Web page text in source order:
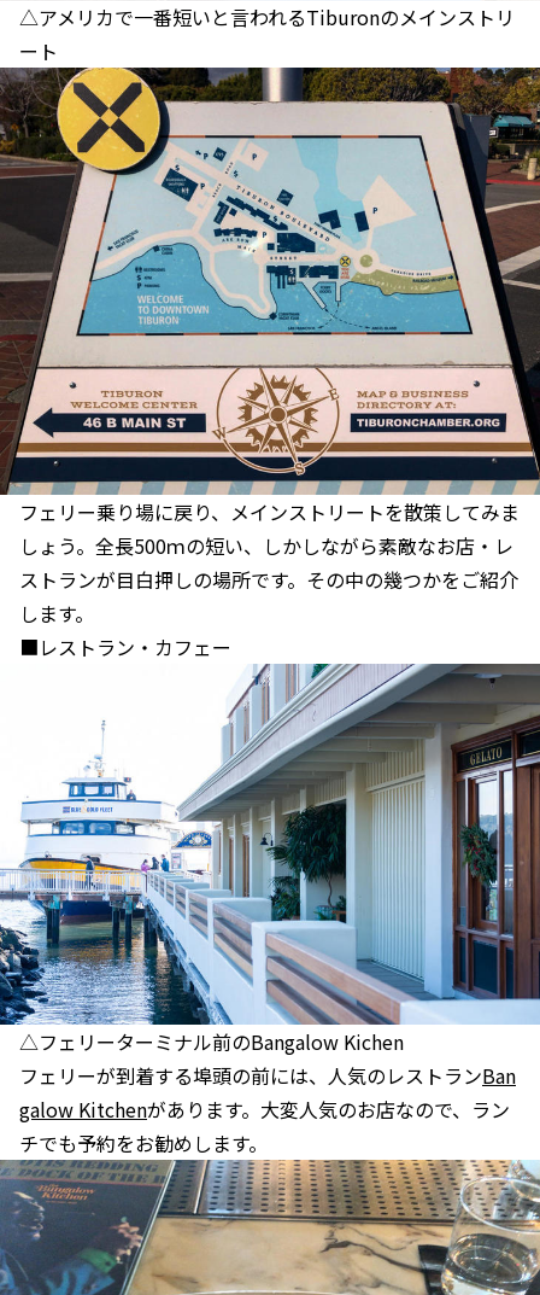
△アメリカで一番短いと言われるTiburonのメインストリ
ート
フェリー乗り場に戻り、メインストリートを散策してみま
しょう。全長500ｍの短い、しかしながら素敵なお店・レ
ストランが目白押しの場所です。その中の幾つかをご紹介
します。
■レストラン・カフェー
△フェリーターミナル前のBangalow Kichen
フェリーが到着する埠頭の前には、人気のレストランBan
galow Kitchenがあります。大変人気のお店なので、ラン
チでも予約をお勧めします。